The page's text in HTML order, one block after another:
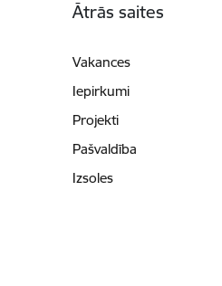
Ātrās saites
Vakances
Iepirkumi
Projekti
Pašvaldība
Izsoles